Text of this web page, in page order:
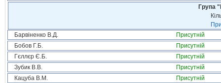
Група
Барвіненко В.Д.
Присутній
Бобов Г.Б.
Присутній
Гєллєр Є.Б.
Присутній
Зубик В.В.
Присутній
Кацуба В.М.
Присутній